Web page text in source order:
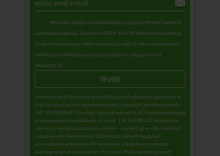
Wyrażam zgodę na kontaktowanie się przez firmę Cosmed24
Jarosław Łukasik (ul. Graniczna 143A, 54-530 Wrocław) za pomocą
środków komunikacji elektronicznej (e-mail) w celu otrzymywania
informacji marketingowych o produktach i usługach firmy
(Newsletter).
Informujemy, iż Administratorem Danych Osobowych podanych w
trakcie rejestracji do Newslettera jest Cosmed24 Jarosław Łukasik,
NIP: 8942818845 (kontakt: biuro@cosmed24.pl). Podane dane będą
przetwarzane na podstawie art. 6 ust. 1 lit. b i f RODO (wykonanie
umowy, prawnie uzasadniony interes – marketing) w celu realizacji
usługi wysyłki Newslettera. Odbiorcami danych mogą być
upoważnieni pracownicy firmy, a także usługodawcy systemu
mailingowego oraz naszej poczty e-mail. Podanie wymaganych